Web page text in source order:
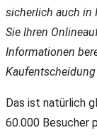
sicherlich auch in
Sie Ihren
Informationen
Das ist natürlich
60.000 Besucher